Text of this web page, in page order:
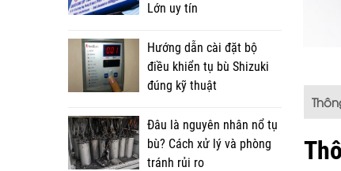
Lớn uy tín
Hướng dẫn cài đặt bộ
điều khiển tụ bù Shizuki
đúng kỹ thuật
Đâu là nguyên nhân nổ tụ
bù? Cách xử lý và phòng
tránh rủi ro